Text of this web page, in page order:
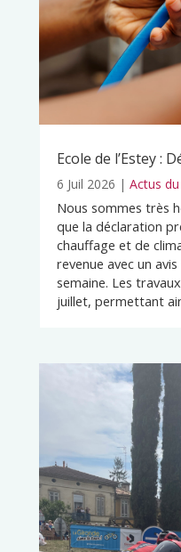
Ecole de l’Estey :
6 Juil 2026 | Actus
Nous sommes très
que la déclaration
chauffage et de
revenue avec un
semaine. Les
juillet, permettant